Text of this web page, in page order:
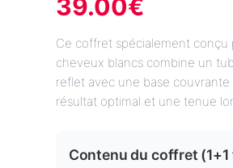
39.00€
Ce coffret spécialement conçu
cheveux blancs combine un
reflet avec une base couvrante
résultat optimal et une tenue
Contenu du coffret (